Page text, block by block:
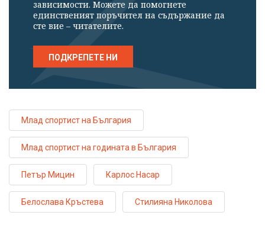
зависимости. Можете да помогнете
единственият поръчител на съдържание да
сте вие – читателите.
ПОДКРЕПЕТЕ НИ
Млад спортист на България
Млад спортист на годината в България
Петър Мицин Карлос Насар
Белослава Кръстева Стилияна Николова